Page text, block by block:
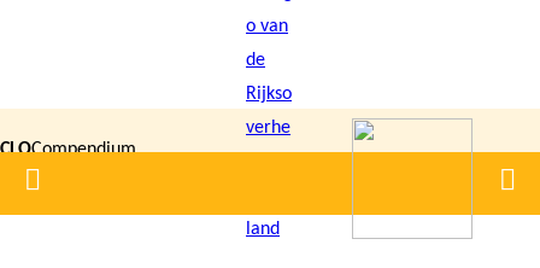
inhoud
gaan
CLOCompendium
voor de
Home